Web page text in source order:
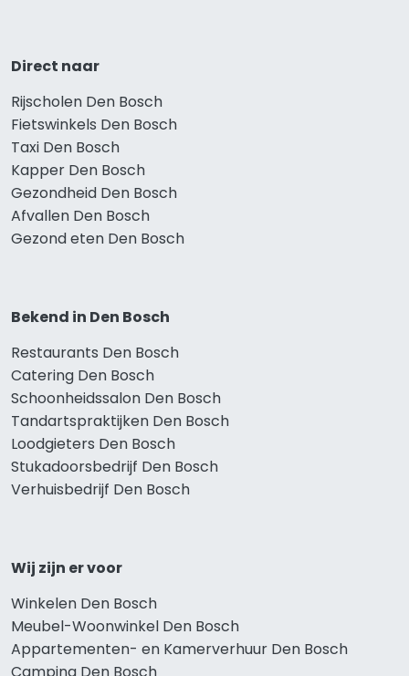
Direct naar
Rijscholen Den Bosch
Fietswinkels Den Bosch
Taxi Den Bosch
Kapper Den Bosch
Gezondheid Den Bosch
Afvallen Den Bosch
Gezond eten Den Bosch
Bekend in Den Bosch
Restaurants Den Bosch
Catering Den Bosch
Schoonheidssalon Den Bosch
Tandartspraktijken Den Bosch
Loodgieters Den Bosch
Stukadoorsbedrijf Den Bosch
Verhuisbedrijf Den Bosch
Wij zijn er voor
Winkelen Den Bosch
Meubel-Woonwinkel Den Bosch
Appartementen- en Kamerverhuur Den Bosch